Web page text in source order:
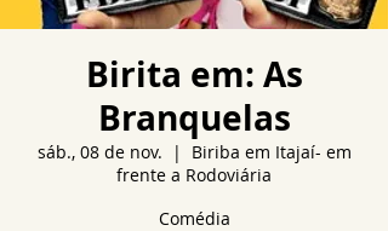
Birita em: As
Branquelas
sáb., 08 de nov.
  |
Biriba em Itajaí- em
frente a Rodoviária
Comédia